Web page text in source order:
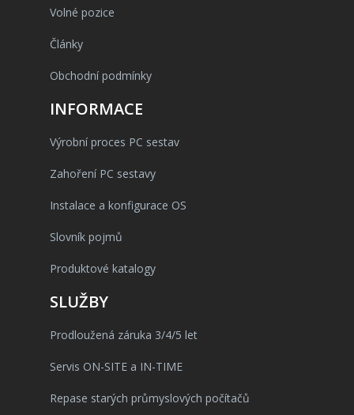
Volné pozice
Články
Obchodní podmínky
INFORMACE
Výrobní proces PC sestav
Zahoření PC sestavy
Instalace a konfigurace OS
Slovník pojmů
Produktové katalogy
SLUŽBY
Prodloužená záruka 3/4/5 let
Servis ON-SITE a IN-TIME
Repase starých průmyslových počítačů